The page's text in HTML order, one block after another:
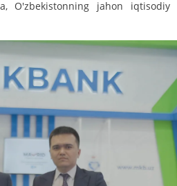
O'zbekistonning jahon iqtisodiy
More Details